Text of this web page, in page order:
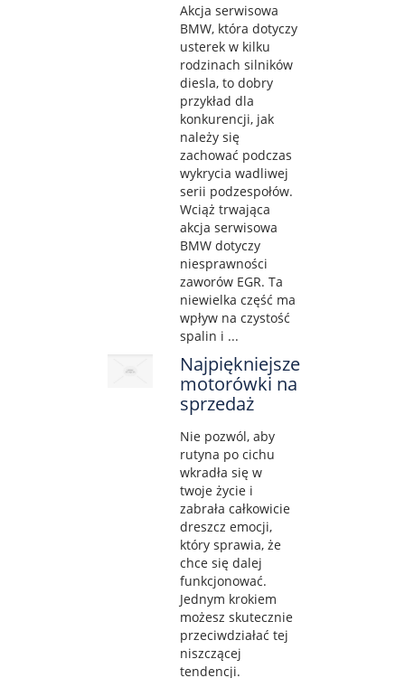
Akcja serwisowa
BMW, która dotyczy
usterek w kilku
rodzinach silników
diesla, to dobry
przykład dla
konkurencji, jak
należy się
zachować podczas
wykrycia wadliwej
serii podzespołów.
Wciąż trwająca
akcja serwisowa
BMW dotyczy
niesprawności
zaworów EGR. Ta
niewielka część ma
wpływ na czystość
spalin i ...
Najpiękniejsze
motorówki na
sprzedaż
Nie pozwól, aby
rutyna po cichu
wkradła się w
twoje życie i
zabrała całkowicie
dreszcz emocji,
który sprawia, że
chce się dalej
funkcjonować.
Jednym krokiem
możesz skutecznie
przeciwdziałać tej
niszczącej
tendencji.